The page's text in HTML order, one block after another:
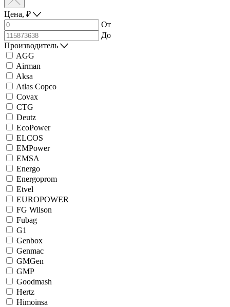
Цена, ₽
От
До
Производитель
AGG
Airman
Aksa
Atlas Copco
Covax
CTG
Deutz
EcoPower
ELCOS
EMPower
EMSA
Energo
Energoprom
Etvel
EUROPOWER
FG Wilson
Fubag
G1
Genbox
Genmac
GMGen
GMP
Goodmash
Hertz
Himoinsa